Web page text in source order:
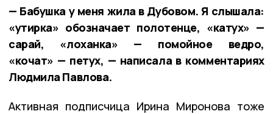
— Бабушка у меня жила в Дубовом. Я слышала:
«утирка» обозначает полотенце, «катух» —
сарай, «лоханка» — помойное ведро,
«кочат» — петух, — написала в комментариях
Людмила Павлова.
Активная подписчица Ирина Миронова тоже